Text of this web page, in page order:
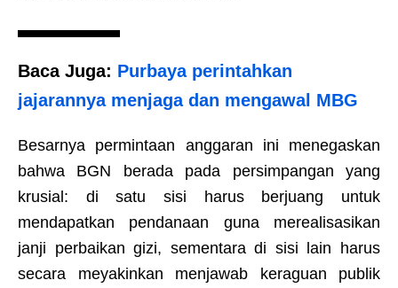
Baca Juga: Purbaya perintahkan
jajarannya menjaga dan mengawal MBG
Besarnya permintaan anggaran ini menegaskan
bahwa BGN berada pada persimpangan yang
krusial: di satu sisi harus berjuang untuk
mendapatkan pendanaan guna merealisasikan
janji perbaikan gizi, sementara di sisi lain harus
secara meyakinkan menjawab keraguan publik